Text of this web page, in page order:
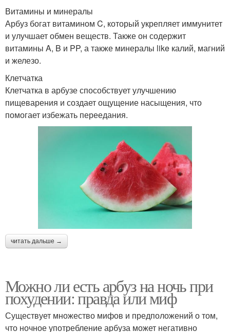
Витамины и минералы
Арбуз богат витамином C, который укрепляет иммунитет
и улучшает обмен веществ. Также он содержит
витамины A, B и PP, а также минералы like калий, магний
и железо.
Клетчатка
Клетчатка в арбузе способствует улучшению
пищеварения и создает ощущение насыщения, что
помогает избежать переедания.
читать дальше →
Можно ли есть арбуз на ночь при
похудении: правда или миф
Существует множество мифов и предположений о том,
что ночное употребление арбуза может негативно